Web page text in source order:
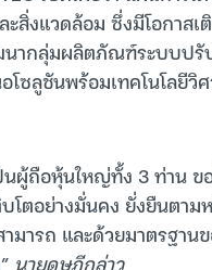
งแวดล้อม ซึ่งมีโอกาสเ
กลุ่มผลิตภัณฑ์ระบบปรั
ซลูชันพร้อมเทคโนโลยีวิ
ถือหุ้นใหญ่ทั้ง 3 ท่าน ขอ
โตอย่างมั่นคง ยั่งยืนตา
มารถ และด้วยมาตรฐาน
นายดุษฎีกล่าว